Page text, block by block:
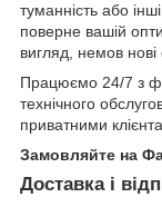
туманність або
поверне вашій
вигляд, немов
Працюємо 24/7 з
технічного
приватними
Замовляйте на
Доставка і